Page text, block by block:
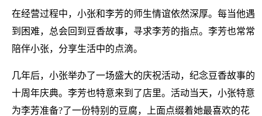
在经营过程中，小张和李芳的师生情谊依然深厚。每当他遇
到困难，总会回到豆香故事，寻求李芳的指点。李芳也常常
陪伴小张，分享生活中的点滴。
几年后，小张举办了一场盛大的庆祝活动，纪念豆香故事的
十周年庆典。李芳也特意来到了店里。活动当天，小张特意
为李芳准备?了一份特别的豆腐，上面点缀着她最喜欢的花